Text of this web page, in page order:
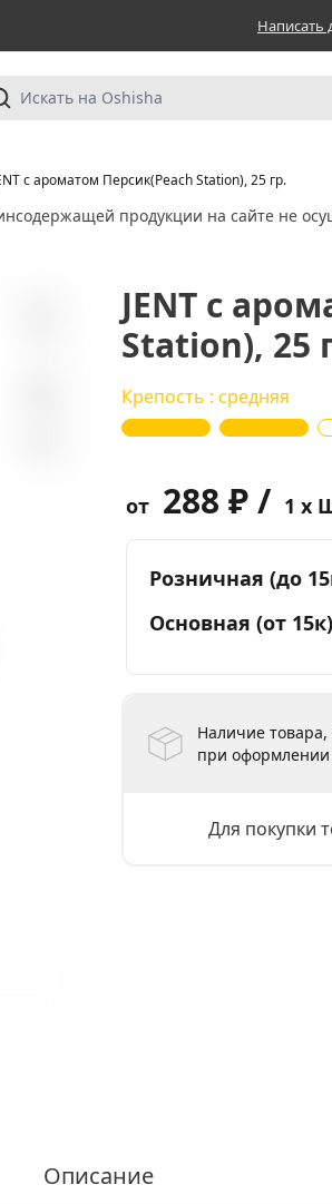
Написать
с ароматом Персик(Peach Station), 25 гр.
продукции на сайте не
JENT с
Station), 25
Крепость : средняя
от 288 ₽ / 1 x
Розничная (до
Основная (от
Наличие товара,
при оформлении
Для покупки
Описание